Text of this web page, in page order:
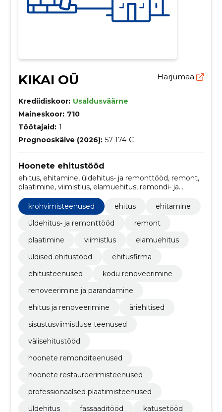
KIKAI OÜ Harjumaa
Krediidiskoor: Usaldusväärne
Maineskoor: 710
Töötajaid: 1
Prognooskäive (2026): 57 174 €
Hoonete ehitustööd
ehitus, ehitamine, üldehitus- ja remonttööd, remont,
plaatimine, viimistlus, elamuehitus, remondi- ja
hooldusteenused, üldised ehitustööd, ehitusfirma
krohvimisteenused
ehitus
ehitamine
üldehitus- ja remonttööd
remont
plaatimine
viimistlus
elamuehitus
üldised ehitustööd
ehitusfirma
ehitusteenused
kodu renoveerimine
renoveerimine ja parandamine
ehitus ja renoveerimine
äriehitised
sisustusviimistluse teenused
välisehitustööd
hoonete remonditeenused
hoonete restaureerimisteenused
professionaalsed plaatimisteenused
üldehitus
fassaaditööd katusetööd